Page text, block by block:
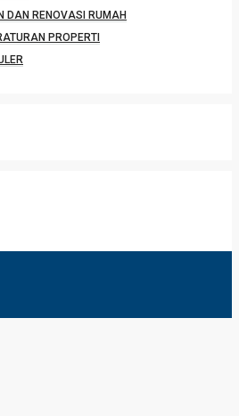
DAN RENOVASI RUMAH
PROPERTI